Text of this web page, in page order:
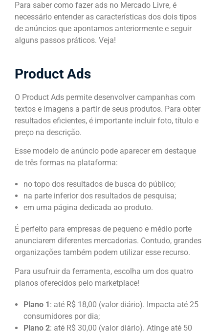
Para saber como fazer ads no Mercado Livre, é
necessário entender as características dos dois tipos
de anúncios que apontamos anteriormente e seguir
alguns passos práticos. Veja!
Product Ads
O Product Ads permite desenvolver campanhas com
textos e imagens a partir de seus produtos. Para obter
resultados eficientes, é importante incluir foto, título e
preço na descrição.
Esse modelo de anúncio pode aparecer em destaque
de três formas na plataforma:
no topo dos resultados de busca do público;
na parte inferior dos resultados de pesquisa;
em uma página dedicada ao produto.
É perfeito para empresas de pequeno e médio porte
anunciarem diferentes mercadorias. Contudo, grandes
organizações também podem utilizar esse recurso.
Para usufruir da ferramenta, escolha um dos quatro
planos oferecidos pelo marketplace!
Plano 1: até R$ 18,00 (valor diário). Impacta até 25
consumidores por dia;
Plano 2: até R$ 30,00 (valor diário). Atinge até 50